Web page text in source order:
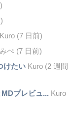
Kuro (7 日前)
みぺ (7 日前)
けたいKuro (2 週間
プレビュ... Kuro